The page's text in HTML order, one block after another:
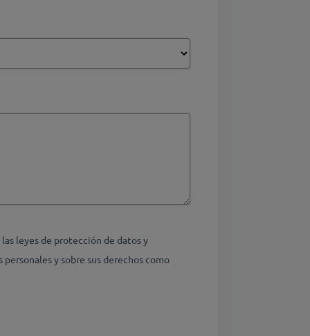
leyes de protección de datos y
y sobre sus derechos como